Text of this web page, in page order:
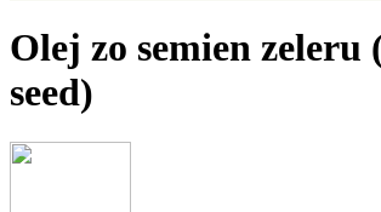
Olej zo semien zeleru
seed)